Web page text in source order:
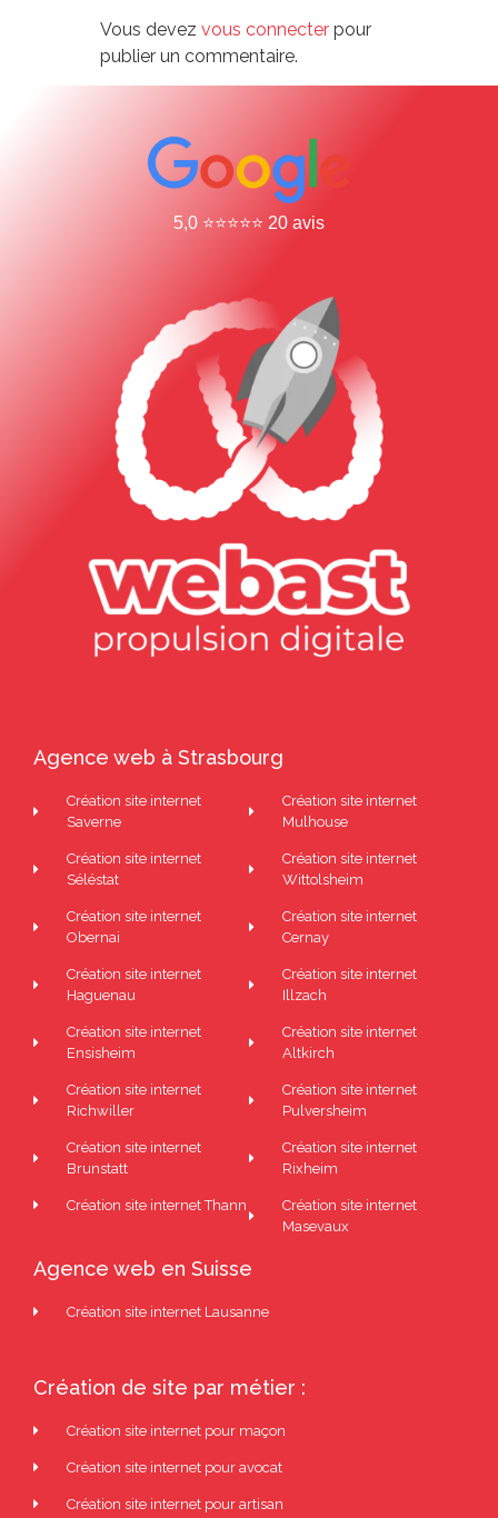
Vous devez vous connecterpour
publier un commentaire.
5,0 ⭐⭐⭐⭐⭐ 20 avis
Agence web à Strasbourg
Création site internet
Saverne
Création site internet
Séléstat
Création site internet
Obernai
Création site internet
Haguenau
Création site internet
Ensisheim
Création site internet
Richwiller
Création site internet
Brunstatt
Création site internet Thann
Création site internet
Mulhouse
Création site internet
Wittolsheim
Création site internet
Cernay
Création site internet
Illzach
Création site internet
Altkirch
Création site internet
Pulversheim
Création site internet
Rixheim
Création site internet
Masevaux
Agence web en Suisse
Création site internet Lausanne
Création de site par métier :
Création site internet pour maçon
Création site internet pour avocat
Création site internet pour artisan